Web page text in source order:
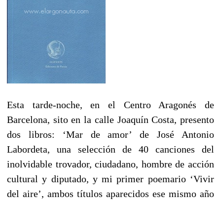
Esta tarde-noche, en el Centro Aragonés de
Barcelona, sito en la calle Joaquín Costa, presento
dos libros: ‘Mar de amor’ de José Antonio
Labordeta, una selección de 40 canciones del
inolvidable trovador, ciudadano, hombre de acción
cultural y diputado, y mi primer poemario ‘Vivir
del aire’, ambos títulos aparecidos ese mismo año